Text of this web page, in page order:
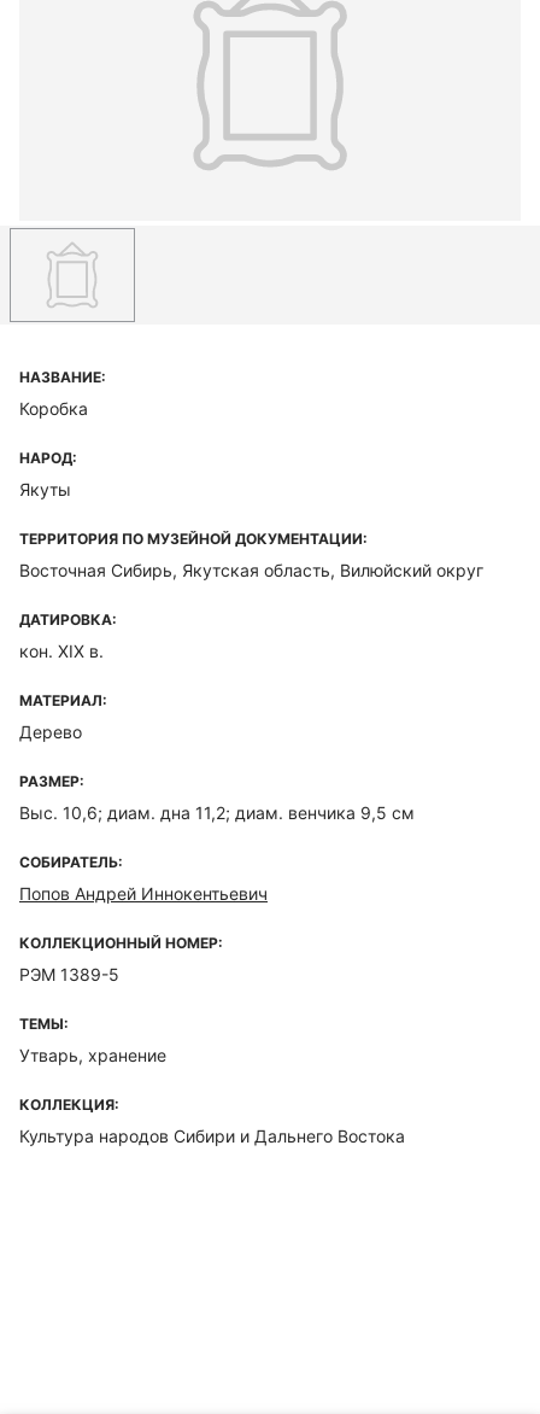
НАЗВАНИЕ:
Коробка
НАРОД:
Якуты
ТЕРРИТОРИЯ ПО МУЗЕЙНОЙ ДОКУМЕНТАЦИИ:
Восточная Сибирь, Якутская область, Вилюйский округ
ДАТИРОВКА:
кон. XIX в.
МАТЕРИАЛ:
Дерево
РАЗМЕР:
Выс. 10,6; диам. дна 11,2; диам. венчика 9,5 см
СОБИРАТЕЛЬ:
Попов Андрей Иннокентьевич
КОЛЛЕКЦИОННЫЙ НОМЕР:
РЭМ 1389-5
ТЕМЫ:
Утварь, хранение
КОЛЛЕКЦИЯ:
Культура народов Сибири и Дальнего Востока